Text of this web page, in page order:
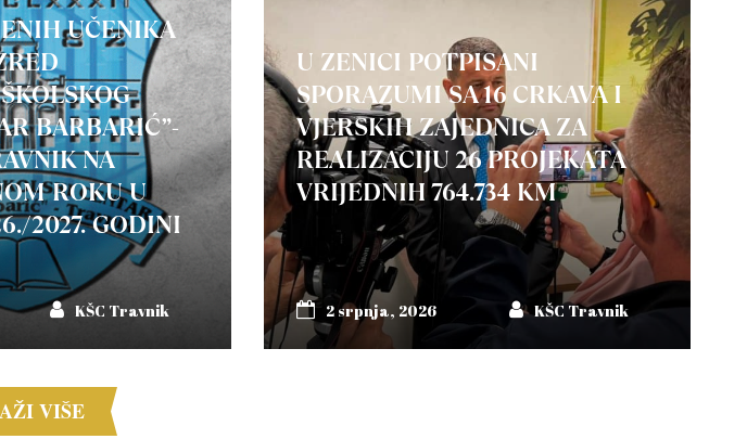
UČENIKA
BARBARIĆ”-
NA
ROKU U
2027. GODINI
KŠC Travnik
U ZENICI POTPISANI
SPORAZUMI SA 16 CRKAVA I
VJERSKIH ZAJEDNICA ZA
REALIZACIJU 26 PROJEKATA
VRIJEDNIH 764.734 KM
2 srpnja, 2026 KŠC Travnik
VIŠE